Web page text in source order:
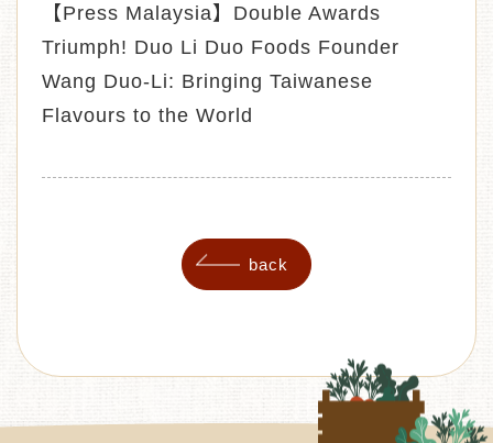
【Press Malaysia】Double Awards
Triumph! Duo Li Duo Foods Founder
Wang Duo-Li: Bringing Taiwanese
Flavours to the World
back